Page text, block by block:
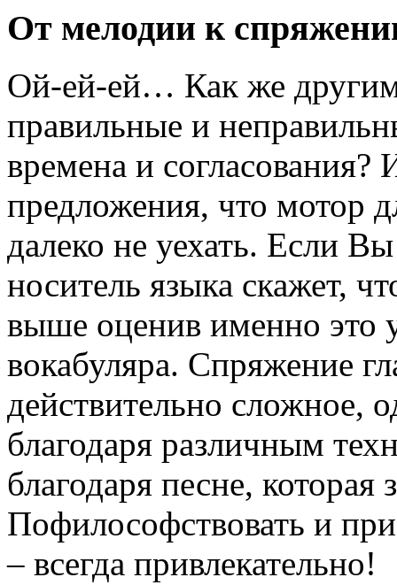
От мелодии к
Oй-ей-ей… Как же другим
правильные и
времена и
предложения, что мотор
далеко не уехать. Если
носитель языка скажет,
выше оценив именно это
вокабуляра. Спряжение
действительно сложное,
благодаря различным
благодаря песне,
Пофилософствовать и
– всегда привлекательно!